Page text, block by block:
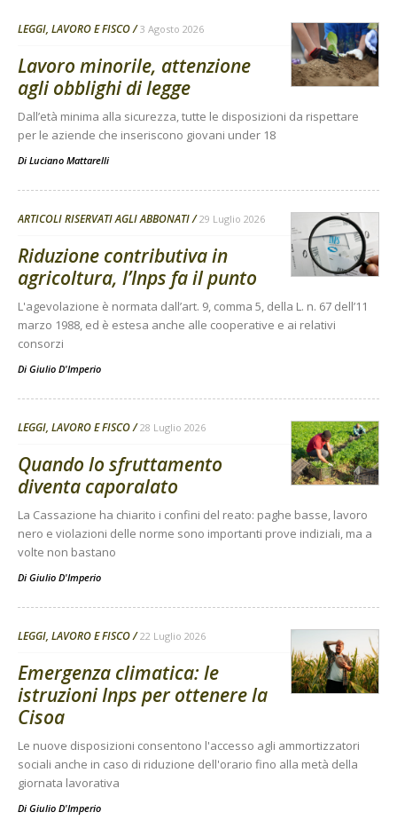
LEGGI, LAVORO E FISCO 3 Agosto 2026
Lavoro minorile, attenzione
agli obblighi di legge
Dall’età minima alla sicurezza, tutte le disposizioni da rispettare
per le aziende che inseriscono giovani under 18
Di Luciano Mattarelli
ARTICOLI RISERVATI AGLI ABBONATI 29 Luglio 2026
Riduzione contributiva in
agricoltura, l’Inps fa il punto
L'agevolazione è normata dall’art. 9, comma 5, della L. n. 67 dell’11
marzo 1988, ed è estesa anche alle cooperative e ai relativi
consorzi
Di Giulio D'Imperio
LEGGI, LAVORO E FISCO 28 Luglio 2026
Quando lo sfruttamento
diventa caporalato
La Cassazione ha chiarito i confini del reato: paghe basse, lavoro
nero e violazioni delle norme sono importanti prove indiziali, ma a
volte non bastano
Di Giulio D'Imperio
LEGGI, LAVORO E FISCO 22 Luglio 2026
Emergenza climatica: le
istruzioni Inps per ottenere la
Cisoa
Le nuove disposizioni consentono l'accesso agli ammortizzatori
sociali anche in caso di riduzione dell'orario fino alla metà della
giornata lavorativa
Di Giulio D'Imperio